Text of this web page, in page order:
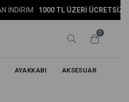
1000 TL ÜZERİ ÜCRETSİZ KARGO•
0
AYAKKABI AKSESUAR